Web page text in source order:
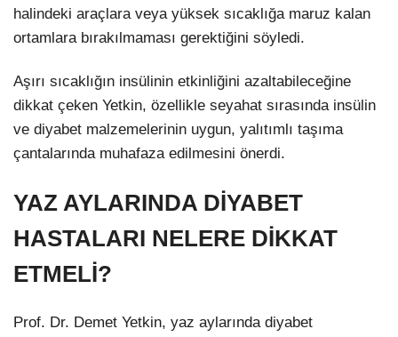
halindeki araçlara veya yüksek sıcaklığa maruz kalan
ortamlara bırakılmaması gerektiğini söyledi.
Aşırı sıcaklığın insülinin etkinliğini azaltabileceğine
dikkat çeken Yetkin, özellikle seyahat sırasında insülin
ve diyabet malzemelerinin uygun, yalıtımlı taşıma
çantalarında muhafaza edilmesini önerdi.
YAZ AYLARINDA DİYABET
HASTALARI NELERE DİKKAT
ETMELİ?
Prof. Dr. Demet Yetkin, yaz aylarında diyabet